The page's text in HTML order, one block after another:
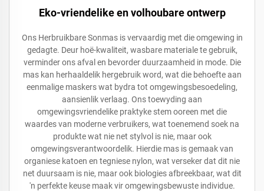
Eko-vriendelike en volhoubare ontwerp
Ons Herbruikbare Sonmas is vervaardig met die omgewing in
gedagte. Deur hoë-kwaliteit, wasbare materiale te gebruik,
verminder ons afval en bevorder duurzaamheid in mode. Die
mas kan herhaaldelik hergebruik word, wat die behoefte aan
eenmalige maskers wat bydra tot omgewingsbesoedeling,
aansienlik verlaag. Ons toewyding aan
omgewingsvriendelike praktyke stem ooreen met die
waardes van moderne verbruikers, wat toenemend soek na
produkte wat nie net stylvol is nie, maar ook
omgewingsverantwoordelik. Hierdie mas is gemaak van
organiese katoen en tegniese nylon, wat verseker dat dit nie
net duursaam is nie, maar ook biologies afbreekbaar, wat dit
'n perfekte keuse maak vir omgewingsbewuste individue.